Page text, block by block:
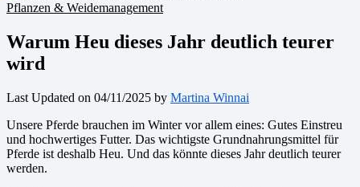
Pflanzen & Weidemanagement
Warum Heu dieses Jahr deutlich teurer
wird
Last Updated on 04/11/2025 by Martina Winnai
Unsere Pferde brauchen im Winter vor allem eines: Gutes Einstreu
und hochwertiges Futter. Das wichtigste Grundnahrungsmittel für
Pferde ist deshalb Heu. Und das könnte dieses Jahr deutlich teurer
werden.